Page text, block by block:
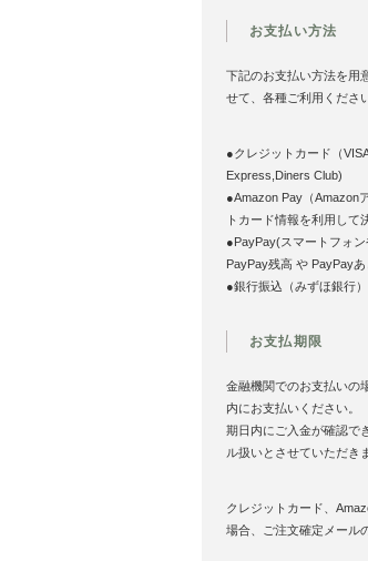
お支払い方法
下記のお支払い方法を用
せて、各種ご利用くださ
●クレジットカード（
Express,Diners Club)
●Amazon Pay（Amazon
トカード情報を利用して
●PayPay(スマートフォ
PayPay残高 や PayPay
●銀行振込（みずほ銀行）
お支払期限
金融機関でのお支払いの
内にお支払いください。
期日内にご入金が確認で
ル扱いとさせていただき
クレジットカード、
場合、ご注文確定メール